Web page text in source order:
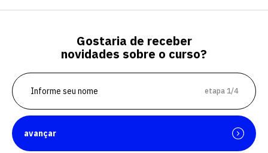
Gostaria de receber
novidades sobre o curso?
etapa 1/4
avançar